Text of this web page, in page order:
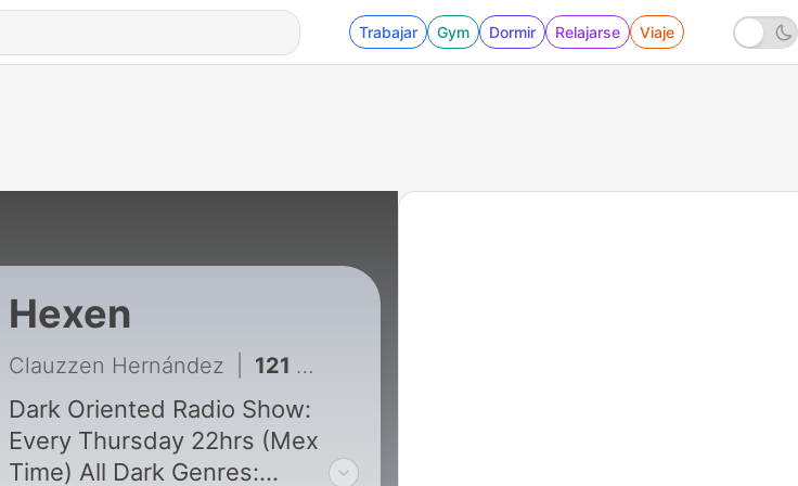
Trabajar Gym Dormir Relajarse Viaje
Hexen
Clauzzen Hernández 121 - Hexen Marzo 17, 2016
Dark Oriented Radio Show:
Every Thursday 22hrs (Mex
Time) All Dark Genres: